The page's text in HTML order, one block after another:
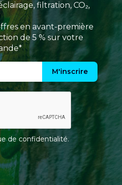
filtration, CO₂,
en avant-première
de 5 % sur votre
M'inscrire
de confidentialité.